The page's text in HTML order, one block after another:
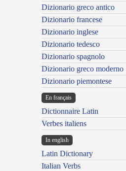
Dizionario greco antico
Dizionario francese
Dizionario inglese
Dizionario tedesco
Dizionario spagnolo
Dizionario greco moderno
Dizionario piemontese
En français
Dictionnaire Latin
Verbes italiens
In english
Latin Dictionary
Italian Verbs